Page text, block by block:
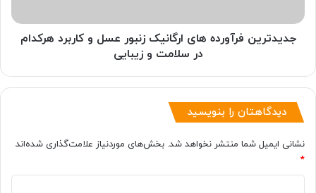
هرکدام
زیبایی
جدیدترین فرآورده های ارگانیک زنبور عسل و کاربرد هرکدام
در سلامت و زیبایی
دیدگاهتان را بنویسید
نشانی ایمیل شما منتشر نخواهد شد. بخش‌های موردنیاز علامت‌گذاری شده‌اند
*